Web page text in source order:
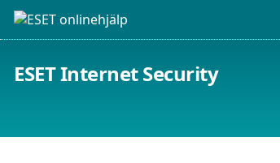
ESET Internet Security